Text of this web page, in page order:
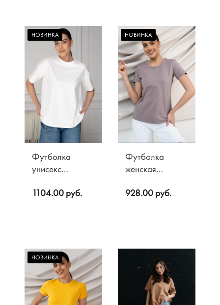
Возврат
НОВИНКА
Футболка
унисекс
Белый
1104.00 руб.
НОВИНКА
Футболка
женская
Сиреневый -
928.00 руб.
НОВИНКА